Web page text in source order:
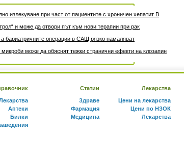
излекуване при част от пациентите с хроничен хепатит B
и може да отвори път към нови терапии при рак
а бариатричните операции в САЩ рязко намаляват
може да обяснят тежки странични ефекти на клозапин
Аптеки
Билки
Статии
Здраве
Фармация
Медицина
Лекарства
Цени на лекарства
Цени по НЗОК
Лекарства